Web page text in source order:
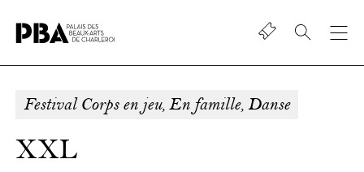
beaux-
de
Charleroi
Shop
Festival Corps en jeu, En famille, Danse
XXL